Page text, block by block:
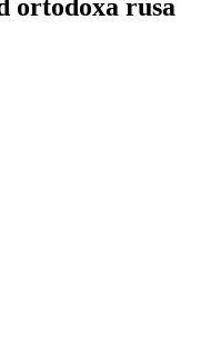
ortodoxa rusa